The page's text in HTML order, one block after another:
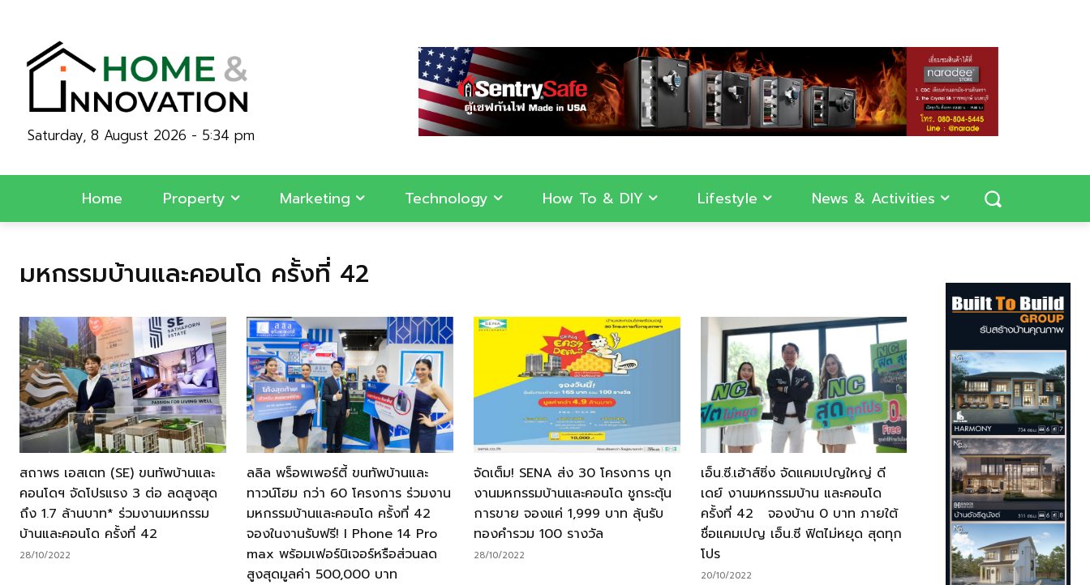
Saturday, 8 August 2026 - 5:34 pm
Home Property Marketing Technology How To & DIY Lifestyle News & Activities
มหกรรมบ้านและคอนโด ครั้งที่ 42
สถาพร เอสเตท (SE) ขนทัพบ้านและ
คอนโดฯ จัดโปรแรง 3 ต่อ ลดสูงสุด
ถึง 1.7 ล้านบาท* ร่วมงานมหกรรม
บ้านและคอนโด ครั้งที่ 42
28/10/2022
ลลิล พร็อพเพอร์ตี้ ขนทัพบ้านและ
ทาวน์โฮม กว่า 60 โครงการ ร่วมงาน
มหกรรมบ้านและคอนโด ครั้งที่ 42
จองในงานรับฟรี! I Phone 14 Pro
max พร้อมเฟอร์นิเจอร์หรือส่วนลด
สูงสุดมูลค่า 500,000 บาท
จัดเต็ม! SENA ส่ง 30 โครงการ บุก
งานมหกรรมบ้านและคอนโด ชูกระตุ้น
การขาย จองแค่ 1,999 บาท ลุ้นรับ
ทองคำรวม 100 รางวัล
28/10/2022
เอ็น.ซี.เฮ้าส์ซิ่ง จัดแคมเปญใหญ่ ดี
เดย์ งานมหกรรมบ้าน และคอนโด
ครั้งที่ 42 จองบ้าน 0 บาท ภายใต้
ชื่อแคมเปญ เอ็น.ซี ฟิตไม่หยุด สุดทุก
โปร
20/10/2022